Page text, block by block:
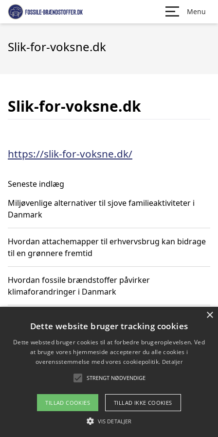
Menu
Slik-for-voksne.dk
Slik-for-voksne.dk
https://slik-for-voksne.dk/
Seneste indlæg
Miljøvenlige alternativer til sjove familieaktiviteter i
Danmark
Hvordan attachemapper til erhvervsbrug kan bidrage
til en grønnere fremtid
Hvordan fossile brændstoffer påvirker
klimaforandringer i Danmark
klimaændringer
Hvordan citater om fossile brændstoffer kan ændre
Copyright 2026 - Pilanto Aps
Om / kontakt
×
Dette website bruger tracking cookies
Dette websted bruger cookies til at forbedre brugeroplevelsen. Ved
at bruge vores hjemmeside accepterer du alle cookies i
overensstemmelse med vores cookiepolitik. Detaljer
STRENGT NØDVENDIGE
TILLAD COOKIES TILLAD IKKE COOKIES
VIS DETALJER